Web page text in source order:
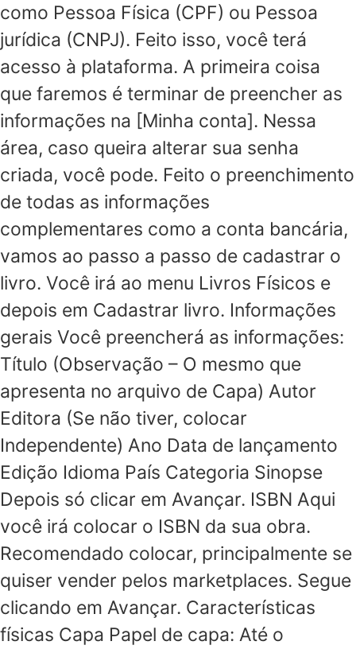
como Pessoa Física (CPF) ou Pessoa
jurídica (CNPJ). Feito isso, você terá
acesso à plataforma. A primeira coisa
que faremos é terminar de preencher as
informações na [Minha conta]. Nessa
área, caso queira alterar sua senha
criada, você pode. Feito o preenchimento
de todas as informações
complementares como a conta bancária,
vamos ao passo a passo de cadastrar o
livro. Você irá ao menu Livros Físicos e
depois em Cadastrar livro. Informações
gerais Você preencherá as informações:
Título (Observação – O mesmo que
apresenta no arquivo de Capa) Autor
Editora (Se não tiver, colocar
Independente) Ano Data de lançamento
Edição Idioma País Categoria Sinopse
Depois só clicar em Avançar. ISBN Aqui
você irá colocar o ISBN da sua obra.
Recomendado colocar, principalmente se
quiser vender pelos marketplaces. Segue
clicando em Avançar. Características
físicas Capa Papel de capa: Até o